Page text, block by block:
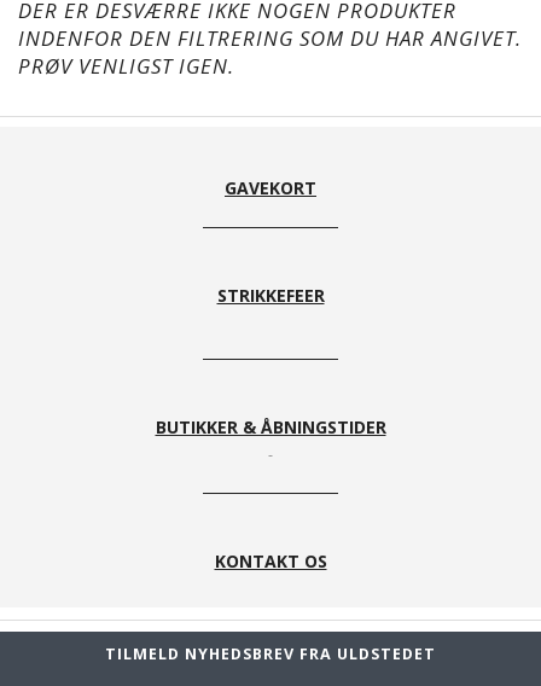
DER ER DESVÆRRE IKKE NOGEN PRODUKTER
INDENFOR DEN FILTRERING SOM DU HAR ANGIVET.
PRØV VENLIGST IGEN.
GAVEKORT
STRIKKEFEER
BUTIKKER & ÅBNINGSTIDER
KONTAKT OS
TILMELD NYHEDSBREV FRA ULDSTEDET